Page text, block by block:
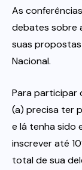
As
debates sobre
suas
Nacional.
Para participar
(a) precisa ter
e lá tenha sido
inscrever até
total de sua